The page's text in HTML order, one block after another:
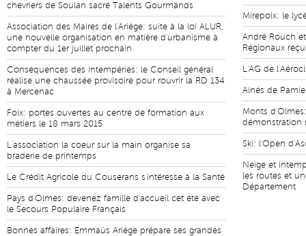
chevriers de Soulan sacré Talents Gourmands
Association des Maires de l'Ariège: suite à la loi ALUR,
une nouvelle organisation en matière d'urbanisme à
compter du 1er juillet prochain
Conséquences des intempéries: le Conseil général
réalise une chaussée provisoire pour rouvrir la RD 134
à Mercenac
Foix: portes ouvertes au centre de formation aux
métiers le 18 mars 2015
L'association la coeur sur la main organise sa
braderie de printemps
Le Crédit Agricole du Couserans s'intéresse à la Santé
Pays d'Olmes: devenez famille d'accueil cet été avec
le Secours Populaire Français
Bonnes affaires: Emmaüs Ariège prépare ses grandes
Mirepoix: le
André Rouch
Régionaux
L'AG de
Ainés de
Monts
démonstration
Ski: l'Open
Neige et
les routes et
Département